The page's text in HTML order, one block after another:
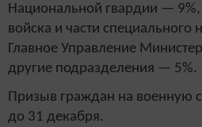
Национальной гвардии —
войска и части
Главное Управление
другие подразделения — 5%.
Призыв граждан на военную
до 31 декабря.